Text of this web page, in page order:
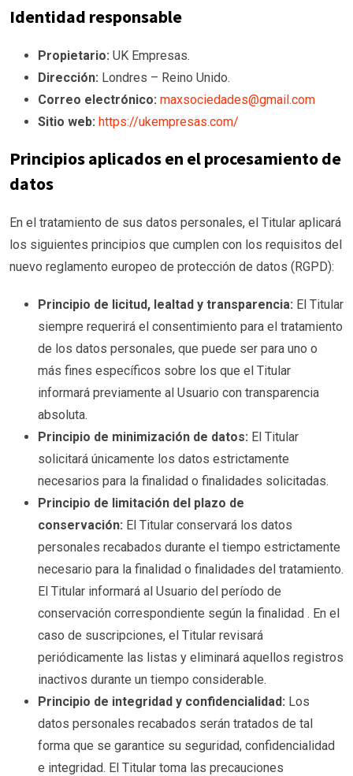
Identidad responsable
Propietario: UK Empresas.
Dirección: Londres – Reino Unido.
Correo electrónico: maxsociedades@gmail.com
Sitio web: https://ukempresas.com/
Principios aplicados en el procesamiento de
datos
En el tratamiento de sus datos personales, el Titular aplicará
los siguientes principios que cumplen con los requisitos del
nuevo reglamento europeo de protección de datos (RGPD):
Principio de licitud, lealtad y transparencia: El Titular
siempre requerirá el consentimiento para el tratamiento
de los datos personales, que puede ser para uno o
más fines específicos sobre los que el Titular
informará previamente al Usuario con transparencia
absoluta.
Principio de minimización de datos: El Titular
solicitará únicamente los datos estrictamente
necesarios para la finalidad o finalidades solicitadas.
Principio de limitación del plazo de
conservación: El Titular conservará los datos
personales recabados durante el tiempo estrictamente
necesario para la finalidad o finalidades del tratamiento.
El Titular informará al Usuario del período de
conservación correspondiente según la finalidad . En el
caso de suscripciones, el Titular revisará
periódicamente las listas y eliminará aquellos registros
inactivos durante un tiempo considerable.
Principio de integridad y confidencialidad: Los
datos personales recabados serán tratados de tal
forma que se garantice su seguridad, confidencialidad
e integridad. El Titular toma las precauciones